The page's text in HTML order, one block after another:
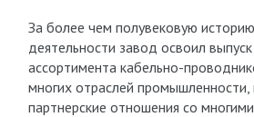
За более чем полувековую
деятельности завод освоил
ассортимента кабельно-
многих отраслей промышленности,
партнерские отношения со